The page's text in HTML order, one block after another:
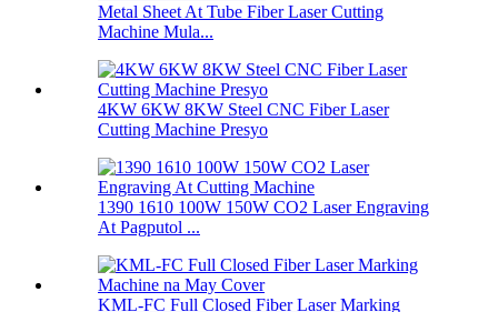
Metal Sheet At Tube Fiber Laser Cutting
Machine Mula...
4KW 6KW 8KW Steel CNC Fiber Laser
Cutting Machine Presyo
1390 1610 100W 150W CO2 Laser Engraving
At Pagputol ...
KML-FC Full Closed Fiber Laser Marking